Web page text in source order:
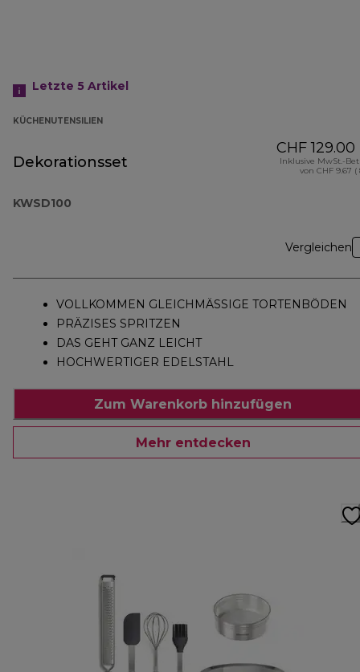
Letzte 5 Artikel
KÜCHENUTENSILIEN
Dekorationsset
KWSD100
CHF 129.00
Inklusive MwSt.-
von CHF 9.67 (
Vergleichen
VOLLKOMMEN GLEICHMÄSSIGE TORTENBÖDEN
PRÄZISES SPRITZEN
DAS GEHT GANZ LEICHT
HOCHWERTIGER EDELSTAHL
Zum Warenkorb hinzufügen
Mehr entdecken